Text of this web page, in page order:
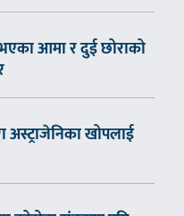
आमा र दुई छोराको
अस्ट्राजेनिका खोपलाई